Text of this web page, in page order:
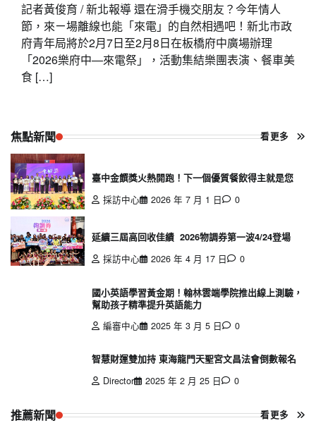
記者黃俊育 / 新北報導 還在滑手機交朋友？今年情人
節，來ㄧ場離線也能「來電」的自然相遇吧！新北市政
府青年局將於2月7日至2月8日在板橋府中廣場辦理
「2026樂府中—來電祭」，活動集結樂團表演、餐車美
食 […]
焦點新聞 看更多
臺中金饌獎火熱開跑！下一個優質餐飲得主就是您
採訪中心
2026 年 7 月 1 日 0
延續三屆高回收佳績 2026物調券第一波4/24登場
採訪中心
2026 年 4 月 17 日 0
國小英語學習黃金期！翰林雲端學院推出線上測驗，
幫助孩子精準提升英語能力
編審中心
2025 年 3 月 5 日 0
智慧財運雙加持 東海龍門天聖宮文昌法會倒數報名
Director
2025 年 2 月 25 日 0
推薦新聞 看更多